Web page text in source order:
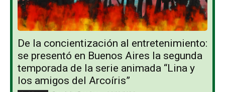
De la concientización al entretenimiento:
se presentó en Buenos Aires la segunda
temporada de la serie animada “Lina y
los amigos del Arcoíris”